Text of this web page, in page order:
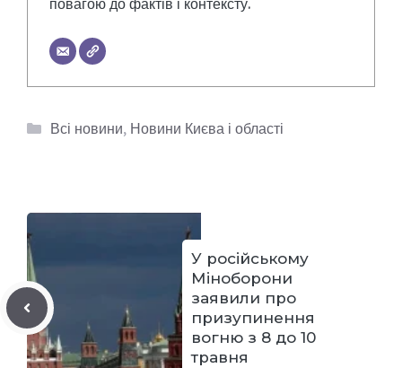
повагою до фактів і контексту.
Категорії
Всі новини, Новини Києва і області
У російському
Міноборони
заявили про
призупинення
вогню з 8 до 10
травня